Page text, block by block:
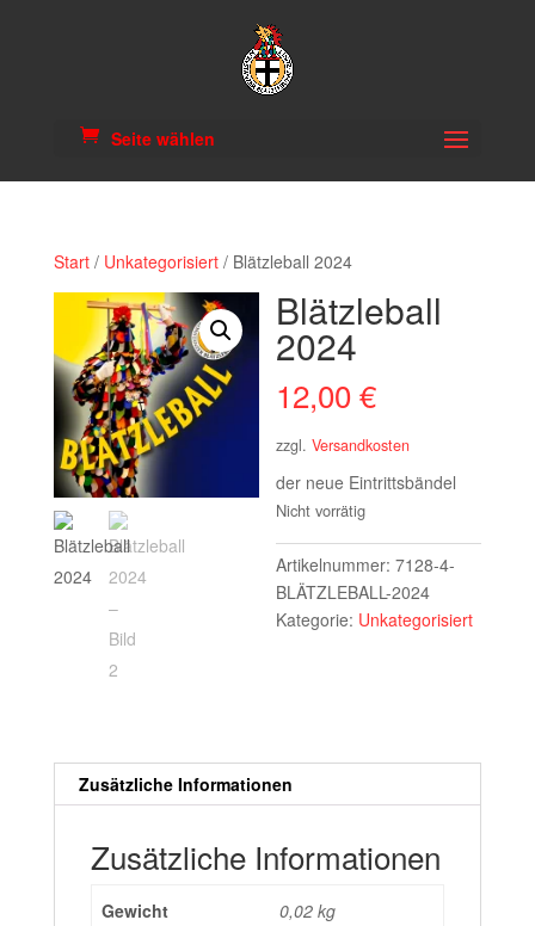
Seite wählen
Start/ Unkategorisiert/ Blätzleball 2024
Blätzleball
2024
12,00€
zzgl.Versandkosten
der neue Eintrittsbändel
Nicht vorrätig
Artikelnummer:7128-4-
BLÄTZLEBALL-2024
Kategorie: Unkategorisiert
Zusätzliche Informationen
Zusätzliche Informationen
Gewicht 0,02 kg